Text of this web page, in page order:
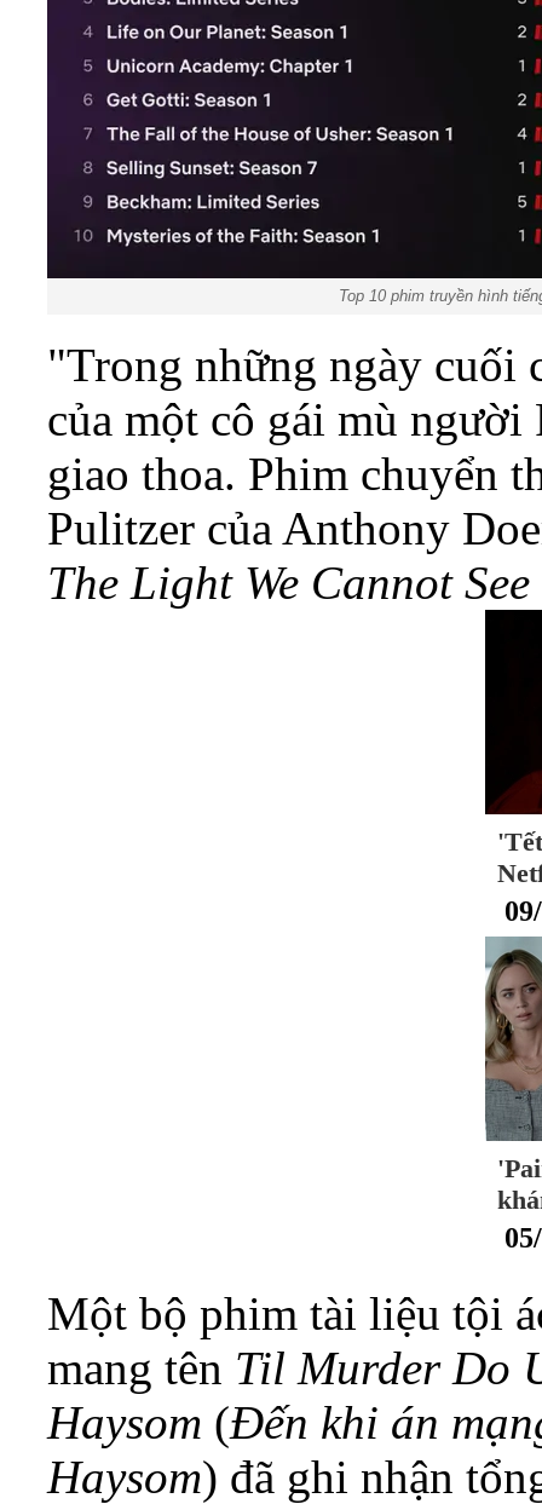
Top 10 phim truyền hình
"Trong những ngày cuối
của một cô gái mù
giao thoa. Phim chuyển
Pulitzer của Anthony
The Light We Cannot See
Một bộ phim tài liệu tội
mang tên Til Murder Do
Haysom (Đến khi án
Haysom) đã ghi nhận